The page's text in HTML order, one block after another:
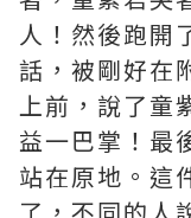
人！然後跑開
話，被剛好在
上前，說了童
益一巴掌！最
站在原地。這